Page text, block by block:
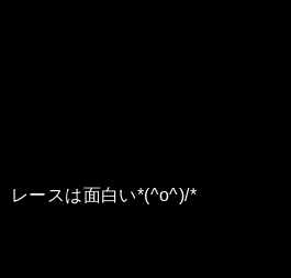
レースは面白い*(^o^)/*